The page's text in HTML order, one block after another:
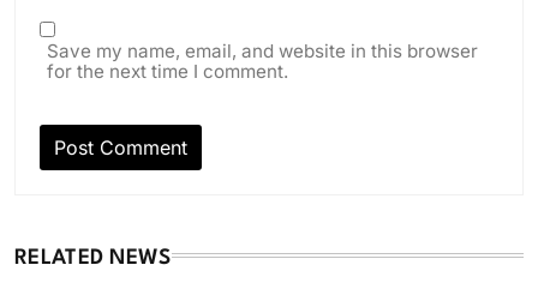
Save my name, email, and website in this browser
for the next time I comment.
RELATED NEWS